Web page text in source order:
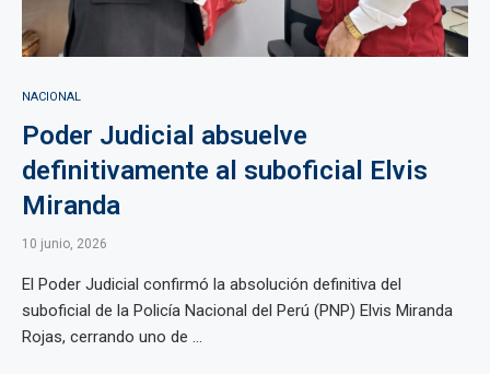
NACIONAL
Poder Judicial absuelve
definitivamente al suboficial Elvis
Miranda
10 junio, 2026
El Poder Judicial confirmó la absolución definitiva del
suboficial de la Policía Nacional del Perú (PNP) Elvis Miranda
Rojas, cerrando uno de ...